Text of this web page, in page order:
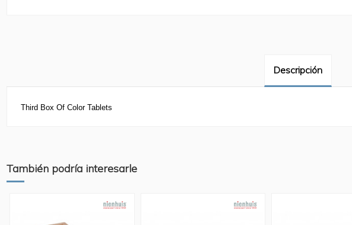
Descripción
Third Box Of Color Tablets
También podría interesarle